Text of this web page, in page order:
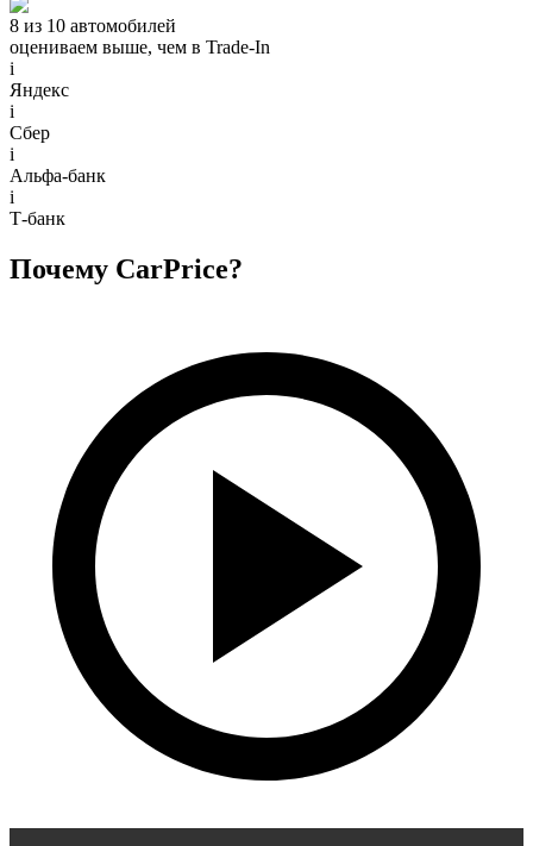
8 из 10 автомобилей
оцениваем выше, чем в Trade‑In
i
Яндекс
i
Сбер
i
Альфа-банк
i
Т-банк
Почему CarPrice?